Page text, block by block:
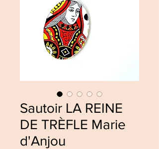
Sautoir LA REINE
DE TRÈFLE Marie
d'Anjou